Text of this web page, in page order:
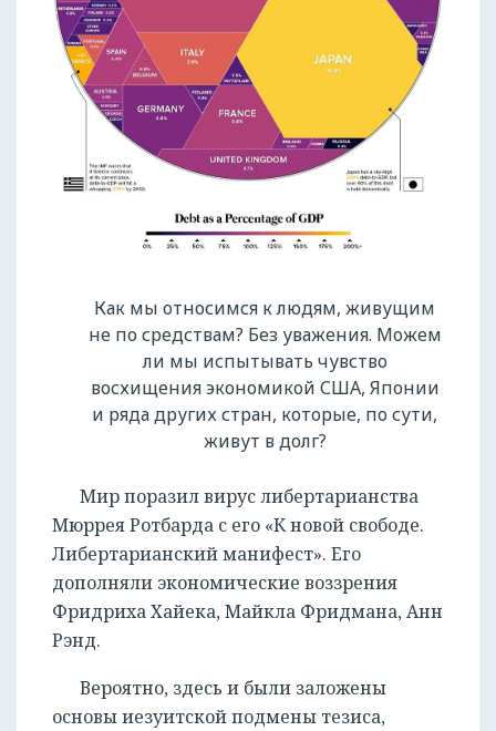
Как мы относимся к людям, живущим
не по средствам? Без уважения. Можем
ли мы испытывать чувство
восхищения экономикой США, Японии
и ряда других стран, которые, по сути,
живут в долг?
Мир поразил вирус либертарианства
Мюррея Ротбарда с его «К новой свободе.
Либертарианский манифест». Его
дополняли экономические воззрения
Фридриха Хайека, Майкла Фридмана, Анн
Рэнд.
Вероятно, здесь и были заложены
основы иезуитской подмены тезиса,